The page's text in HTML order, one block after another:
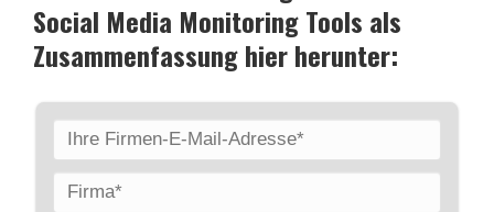
Social Media Monitoring Tools als
Zusammenfassung hier herunter: